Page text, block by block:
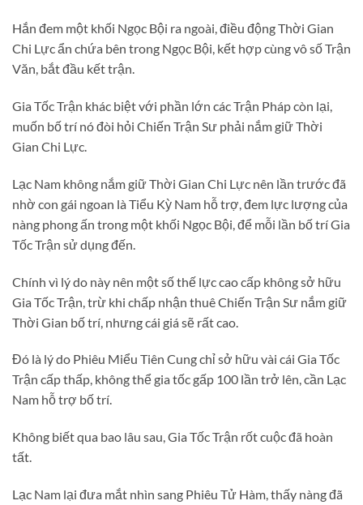
Hắn đem một khối Ngọc Bội ra ngoài, điều động Thời Gian
Chi Lực ẩn chứa bên trong Ngọc Bội, kết hợp cùng vô số Trận
Văn, bắt đầu kết trận.
Gia Tốc Trận khác biệt với phần lớn các Trận Pháp còn lại,
muốn bố trí nó đòi hỏi Chiến Trận Sư phải nắm giữ Thời
Gian Chi Lực.
Lạc Nam không nắm giữ Thời Gian Chi Lực nên lần trước đã
nhờ con gái ngoan là Tiểu Kỳ Nam hỗ trợ, đem lực lượng của
nàng phong ấn trong một khối Ngọc Bội, để mỗi lần bố trí Gia
Tốc Trận sử dụng đến.
Chính vì lý do này nên một số thế lực cao cấp không sở hữu
Gia Tốc Trận, trừ khi chấp nhận thuê Chiến Trận Sư nắm giữ
Thời Gian bố trí, nhưng cái giá sẽ rất cao.
Đó là lý do Phiêu Miểu Tiên Cung chỉ sở hữu vài cái Gia Tốc
Trận cấp thấp, không thể gia tốc gấp 100 lần trở lên, cần Lạc
Nam hỗ trợ bố trí.
Không biết qua bao lâu sau, Gia Tốc Trận rốt cuộc đã hoàn
tất.
Lạc Nam lại đưa mắt nhìn sang Phiêu Tử Hàm, thấy nàng đã